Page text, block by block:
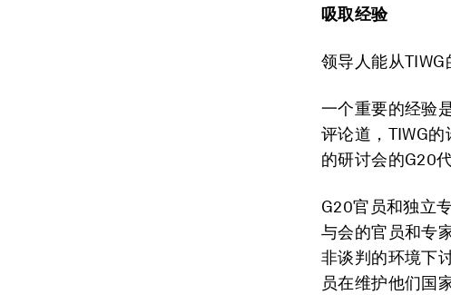
吸取经验
领导人能从TIWG
一个重要的经验
评论道，TIWG
的研讨会的G20
G20官员和独立
与会的官员和专
非谈判的环境下
员在维护他们国